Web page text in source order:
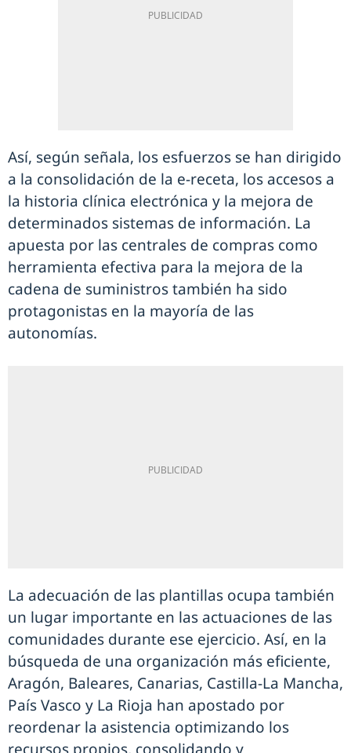
Así, según señala, los esfuerzos se han dirigido
a la consolidación de la e-receta, los accesos a
la historia clínica electrónica y la mejora de
determinados sistemas de información. La
apuesta por las centrales de compras como
herramienta efectiva para la mejora de la
cadena de suministros también ha sido
protagonistas en la mayoría de las
autonomías.
La adecuación de las plantillas ocupa también
un lugar importante en las actuaciones de las
comunidades durante ese ejercicio. Así, en la
búsqueda de una organización más eficiente,
Aragón, Baleares, Canarias, Castilla-La Mancha,
País Vasco y La Rioja han apostado por
reordenar la asistencia optimizando los